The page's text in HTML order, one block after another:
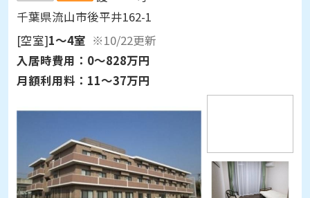
千葉県流山市後平井162-1
[空室]1～4室 ※10/22更新
入居時費用： 0～828万円
月額利用料： 11～37万円